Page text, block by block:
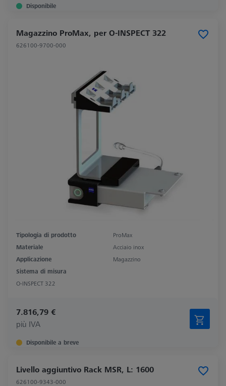
Disponibile
Magazzino ProMax, per O-INSPECT 322
626100-9700-000
Tipologia di prodotto
ProMax
Materiale
Acciaio inox
Applicazione
Magazzino
Sistema di misura
O-INSPECT 322
7.816,79 €
più IVA
Disponibile a breve
Livello aggiuntivo Rack MSR, L: 1600
626100-9343-000